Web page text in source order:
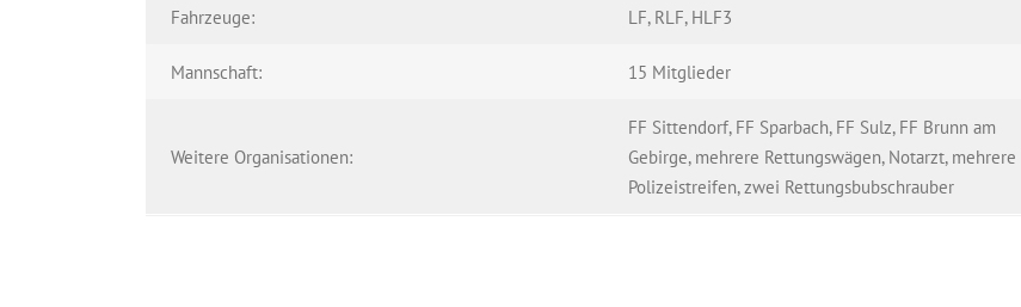
Fahrzeuge: LF, RLF, HLF3
Mannschaft: 15 Mitglieder
Weitere Organisationen:
FF Sittendorf, FF Sparbach, FF Sulz, FF Brunn am
Gebirge, mehrere Rettungswägen, Notarzt, mehrere
Polizeistreifen, zwei Rettungsbubschrauber